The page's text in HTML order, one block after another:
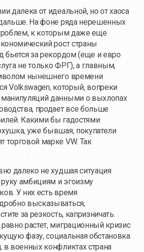
далека от идеальной, но от хаоса
На фоне ряда нерешенных
к которым даже еще
рост страны
бьется за рекордом (еще и евро
не только ФРГ), а главным,
нынешнего времени
Volkswagen, который, вопреки
манипуляций данными о выхлопах
продает все больше
Какими бы гадостями
уже бывшая, покупатели
торговой марке VW. Так
далеко не худшая ситуация
руку амбициям и эгоизму
У них есть время
высказываться,
за резкость, капризничать.
растет, миграционный кризис
фазу, социальная обстановка
в военных конфликтах страна